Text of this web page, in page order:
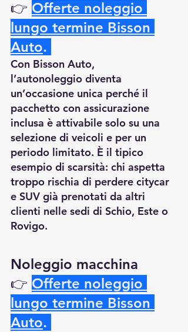
👉 Offerte noleggio
lungo termine Bisson
Auto.
Con Bisson Auto,
l’autonoleggio diventa
un’occasione unica perché il
pacchetto con assicurazione
inclusa è attivabile solo su una
selezione di veicoli e per un
periodo limitato. È il tipico
esempio di scarsità: chi aspetta
troppo rischia di perdere citycar
e SUV già prenotati da altri
clienti nelle sedi di Schio, Este o
Rovigo.
Noleggio macchina
👉 Offerte noleggio
lungo termine Bisson
Auto.